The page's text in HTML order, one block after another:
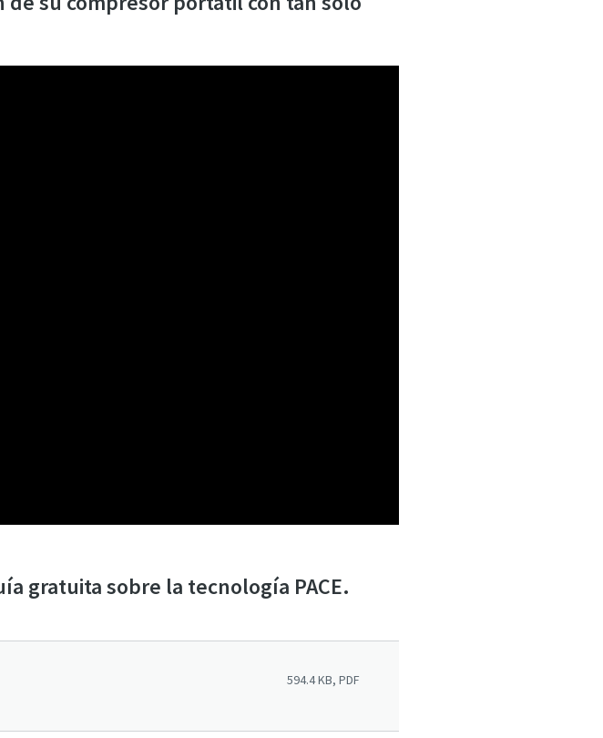
gratuita sobre la tecnología PACE.
594.4 KB, PDF